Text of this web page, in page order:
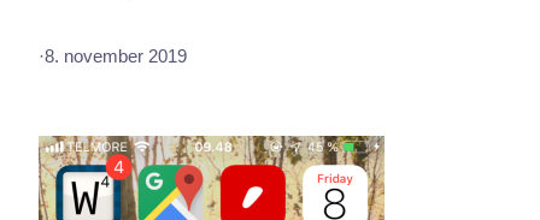
·8. november 2019